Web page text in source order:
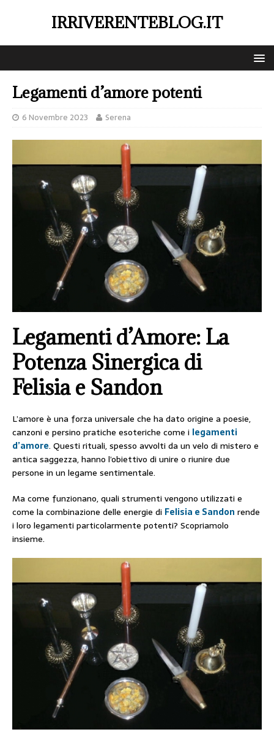
IRRIVERENTEBLOG.IT
Legamenti d’amore potenti
6 Novembre 2023 Serena
Legamenti d’Amore: La
Potenza Sinergica di
Felisia e Sandon
L’amore è una forza universale che ha dato origine a poesie,
canzoni e persino pratiche esoteriche come i legamenti
d’amore. Questi rituali, spesso avvolti da un velo di mistero e
antica saggezza, hanno l’obiettivo di unire o riunire due
persone in un legame sentimentale.
Ma come funzionano, quali strumenti vengono utilizzati e
come la combinazione delle energie di Felisia e Sandon rende
i loro legamenti particolarmente potenti? Scopriamolo
insieme.